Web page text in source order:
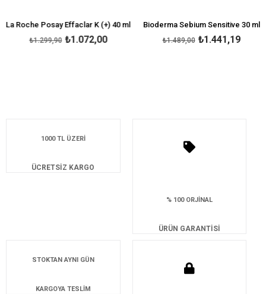
La Roche Posay Effaclar K (+) 40 ml
₺1.072,00
₺1.299,90
Bioderma Sebium Sensitive 30 ml
₺1.441,19
₺1.489,00
1000 TL ÜZERİ
ÜCRETSİZ KARGO
% 100 ORJİNAL
ÜRÜN GARANTİSİ
STOKTAN AYNI GÜN
KARGOYA TESLİM